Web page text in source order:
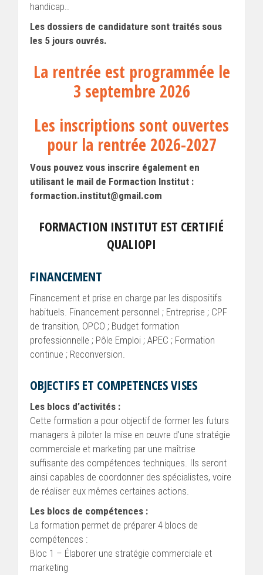
handicap..
Les dossiers de candidature sont traités sous
les 5 jours ouvrés.
La rentrée est programmée le
3 septembre 2026
Les inscriptions sont ouvertes
pour la rentrée 2026-2027
Vous pouvez vous inscrire également en
utilisant le mail de Formaction Institut :
formaction.institut@gmail.com
FORMACTION INSTITUT EST CERTIFIÉ
QUALIOPI
FINANCEMENT
Financement et prise en charge par les dispositifs
habituels. Financement personnel ; Entreprise ; CPF
de transition, OPCO ; Budget formation
professionnelle ; Pôle Emploi ; APEC ; Formation
continue ; Reconversion.
OBJECTIFS ET COMPETENCES VISES
Les blocs d’activités :
Cette formation a pour objectif de former les futurs
managers à piloter la mise en œuvre d’une stratégie
commerciale et marketing par une maîtrise
suffisante des compétences techniques. Ils seront
ainsi capables de coordonner des spécialistes, voire
de réaliser eux mêmes certaines actions.
Les blocs de compétences :
La formation permet de préparer 4 blocs de
compétences :
Bloc 1 – Élaborer une stratégie commerciale et
marketing